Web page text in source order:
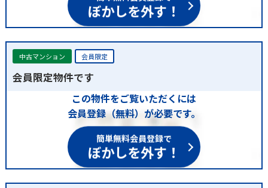
ぼかしを外す！
中古マンション 会員限定
会員限定物件です
この物件をご覧いただくには
会員登録（無料）が必要です。
簡単無料会員登録で
ぼかしを外す！